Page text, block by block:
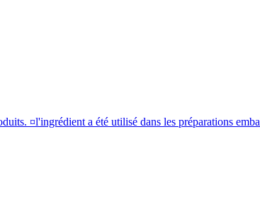
¤l'ingrédient a été utilisé dans les préparations